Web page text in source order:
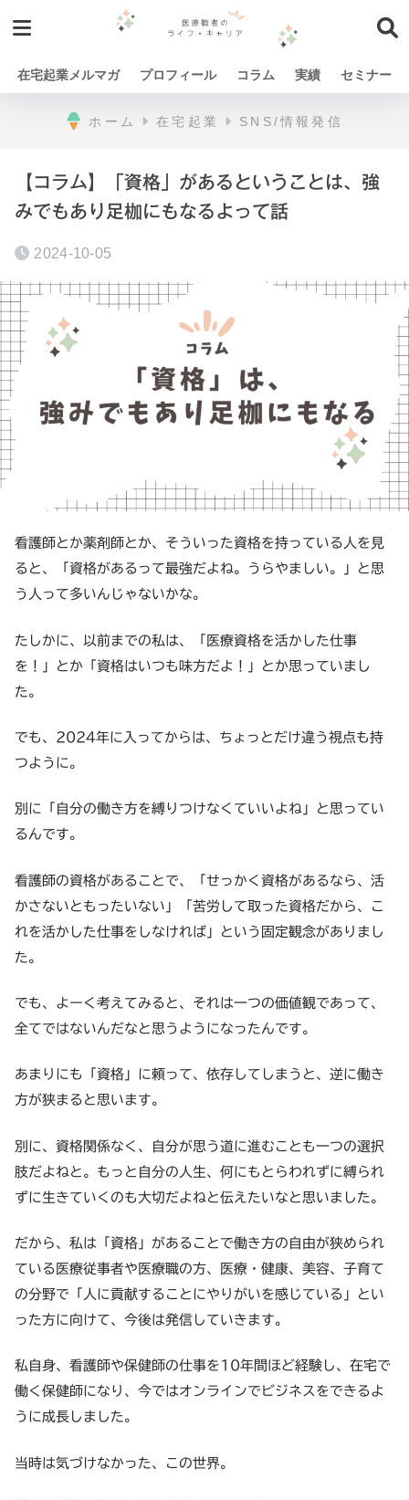
在宅起業メルマガ プロフィール コラム 実績 セミナー
ホーム 在宅起業 SNS/情報発信
【コラム】「資格」があるということは、強
みでもあり足枷にもなるよって話
2024-10-05
看護師とか薬剤師とか、そういった資格を持っている人を見
ると、「資格があるって最強だよね。うらやましい。」と思
う人って多いんじゃないかな。
たしかに、以前までの私は、「医療資格を活かした仕事
を！」とか「資格はいつも味方だよ！」とか思っていまし
た。
でも、2024年に入ってからは、ちょっとだけ違う視点も持
つように。
別に「自分の働き方を縛りつけなくていいよね」と思ってい
るんです。
看護師の資格があることで、「せっかく資格があるなら、活
かさないともったいない」「苦労して取った資格だから、こ
れを活かした仕事をしなければ」という固定観念がありまし
た。
でも、よーく考えてみると、それは一つの価値観であって、
全てではないんだなと思うようになったんです。
あまりにも「資格」に頼って、依存してしまうと、逆に働き
方が狭まると思います。
別に、資格関係なく、自分が思う道に進むことも一つの選択
肢だよねと。もっと自分の人生、何にもとらわれずに縛られ
ずに生きていくのも大切だよねと伝えたいなと思いました。
だから、私は「資格」があることで働き方の自由が狭められ
ている医療従事者や医療職の方、医療・健康、美容、子育て
の分野で「人に貢献することにやりがいを感じている」とい
った方に向けて、今後は発信していきます。
私自身、看護師や保健師の仕事を10年間ほど経験し、在宅で
働く保健師になり、今ではオンラインでビジネスをできるよ
うに成長しました。
当時は気づけなかった、この世界。